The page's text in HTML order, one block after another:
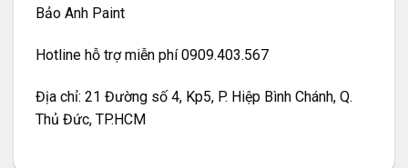
Bảo Anh Paint
Hotline hỗ trợ miễn phí 0909.403.567
Địa chỉ: 21 Đường số 4, Kp5, P. Hiệp Bình Chánh, Q.
Thủ Đức, TP.HCM